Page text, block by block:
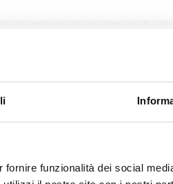
funzionalità dei social